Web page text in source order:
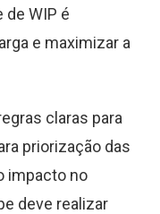
WIP é
e maximizar a
claras para
priorização das
impacto no
deve realizar